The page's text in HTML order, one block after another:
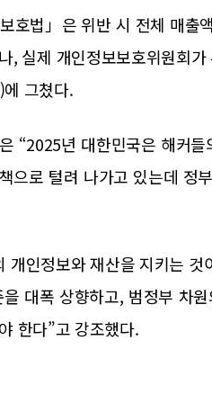
보호법」은 위반 시 전체 매
, 실제 개인정보보호위원회
그쳤다.
“2025년 대한민국은 해커
으로 털려 나가고 있는데 정
개인정보와 재산을 지키는
대폭 상향하고, 범정부 차
한다”고 강조했다.